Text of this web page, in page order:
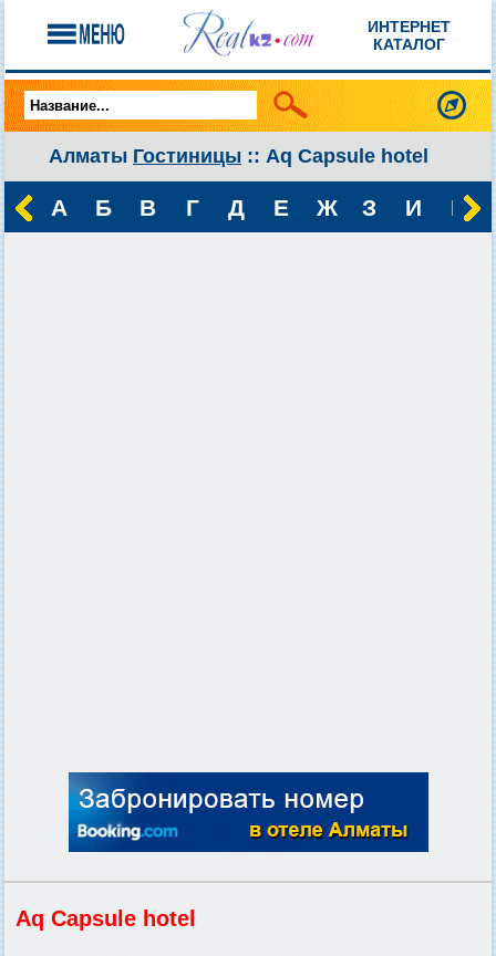
ИНТЕРНЕТ
КАТАЛОГ
Алматы Гостиницы :: Aq Capsule hotel
А Б В Г Д Е Ж З И К
Aq Capsule hotel